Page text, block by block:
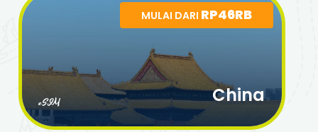
MULAI DARI RP46RB
eSIM China